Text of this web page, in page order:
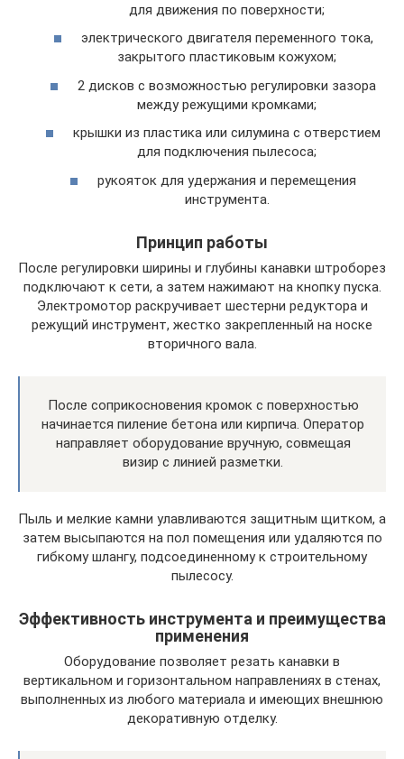
для движения по поверхности;
электрического двигателя переменного тока,
закрытого пластиковым кожухом;
2 дисков с возможностью регулировки зазора
между режущими кромками;
крышки из пластика или силумина с отверстием
для подключения пылесоса;
рукояток для удержания и перемещения
инструмента.
Принцип работы
После регулировки ширины и глубины канавки штроборез
подключают к сети, а затем нажимают на кнопку пуска.
Электромотор раскручивает шестерни редуктора и
режущий инструмент, жестко закрепленный на носке
вторичного вала.
После соприкосновения кромок с поверхностью
начинается пиление бетона или кирпича. Оператор
направляет оборудование вручную, совмещая
визир с линией разметки.
Пыль и мелкие камни улавливаются защитным щитком, а
затем высыпаются на пол помещения или удаляются по
гибкому шлангу, подсоединенному к строительному
пылесосу.
Эффективность инструмента и преимущества
применения
Оборудование позволяет резать канавки в
вертикальном и горизонтальном направлениях в стенах,
выполненных из любого материала и имеющих внешнюю
декоративную отделку.